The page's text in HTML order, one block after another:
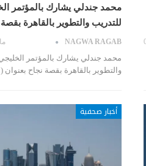
محمد جندلي يشارك بالمؤتمر
للتدريب والتطوير بالقاهرة
NAGWA RAGAB مايو
محمد جندلي يشارك بالمؤتمر الخليجي
والتطوير بالقاهرة بقصة نجاح
أخبار صحفية